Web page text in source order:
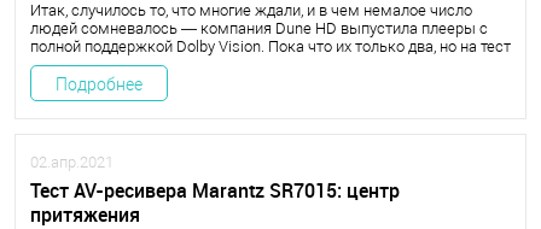
Итак, случилось то, что многие ждали, и в чем немалое число
людей сомневалось — компания Dune HD выпустила плееры с
полной поддержкой Dolby Vision. Пока что их только два, но на тест
мы взяли самый навороченный — Dune HD Max Vision 4K.
Подробнее
02.апр.2021
Тест AV-ресивера Marantz SR7015: центр
притяжения